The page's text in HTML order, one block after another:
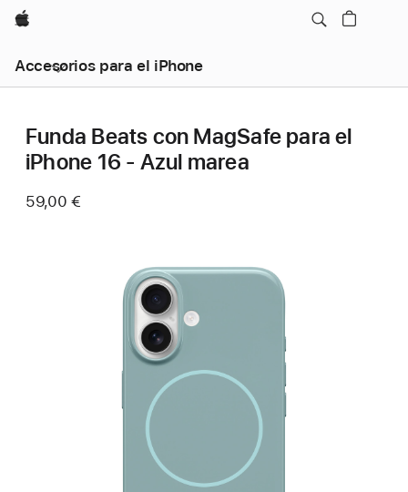
Apple
Accesorios para el iPhone
Funda Beats con MagSafe para el
iPhone 16 - Azul marea
59,00 €